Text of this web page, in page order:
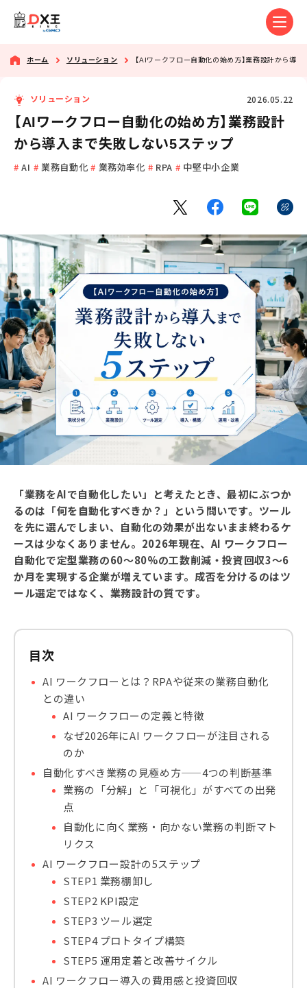
ホーム ソリューション 【AIワークフロー自動化の始め方】業務設計から導
ソリューション 2026.05.22
【AIワークフロー自動化の始め方】業務設計
から導入まで失敗しない5ステップ
AI 業務自動化 業務効率化 RPA 中堅中小企業
「業務をAIで自動化したい」と考えたとき、最初にぶつか
るのは「何を自動化すべきか？」という問いです。ツール
を先に選んでしまい、自動化の効果が出ないまま終わるケ
ースは少なくありません。2026年現在、AI ワークフロー
自動化で定型業務の60〜80%の工数削減・投資回収3〜6
か月を実現する企業が増えています。成否を分けるのはツ
ール選定ではなく、業務設計の質です。
目次
AI ワークフローとは？RPAや従来の業務自動化
との違い
AI ワークフローの定義と特徴
なぜ2026年にAI ワークフローが注目される
のか
自動化すべき業務の見極め方——4つの判断基準
業務の「分解」と「可視化」がすべての出発
点
自動化に向く業務・向かない業務の判断マト
リクス
AI ワークフロー設計の5ステップ
STEP1 業務棚卸し
STEP2 KPI設定
STEP3 ツール選定
STEP4 プロトタイプ構築
STEP5 運用定着と改善サイクル
AI ワークフロー導入の費用感と投資回収